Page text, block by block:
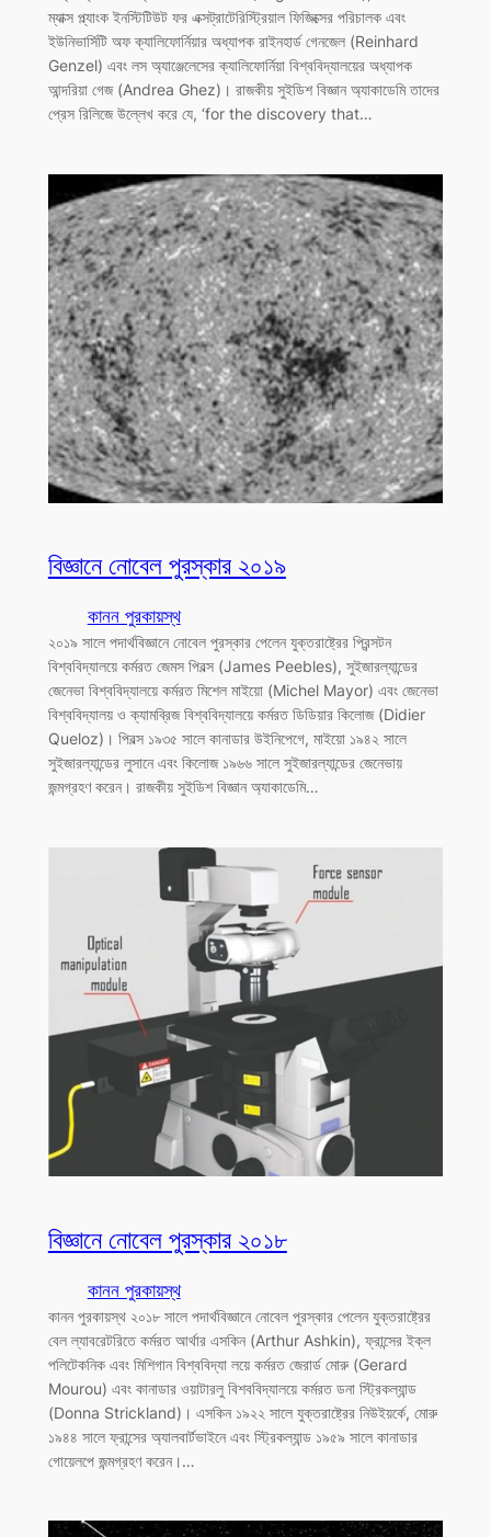
ম্যাক্স প্ল্যাংক ইনস্টিটিউট ফর এক্সট্রাটেরিস্ট্রিয়াল ফিজিক্সের পরিচালক এবং
ইউনিভার্সিটি অফ ক্যালিফোর্নিয়ার অধ্যাপক রাইনহার্ড গেনজেল (Reinhard
Genzel) এবং লস অ্যাঞ্জেলেসের ক্যালিফোর্নিয়া বিশ্ববিদ্যালয়ের অধ্যাপক
আন্দরিয়া গেজ (Andrea Ghez)। রাজকীয় সুইডিশ বিজ্ঞান অ্যাকাডেমি তাদের
প্রেস রিলিজে উল্লেখ করে যে, ‘for the discovery that…
বিজ্ঞানে নোবেল পুরস্কার ২০১৯
কানন পুরকায়স্থ
২০১৯ সালে পদার্থবিজ্ঞানে নোবেল পুরস্কার পেলেন যুক্তরাষ্ট্রের প্রিন্সটন
বিশ্ববিদ্যালয়ে কর্মরত জেমস পিবল্স (James Peebles), সুইজারল্যান্ডের
জেনেভা বিশ্ববিদ্যালয়ে কর্মরত মিশেল মাইয়ো (Michel Mayor) এবং জেনেভা
বিশ্ববিদ্যালয় ও ক্যামব্রিজ বিশ্ববিদ্যালয়ে কর্মরত ডিডিয়ার কিলোজ (Didier
Queloz)। পিবল্স ১৯৩৫ সালে কানাডার উইনিপেগে, মাইয়ো ১৯৪২ সালে
সুইজারল্যান্ডের লুসানে এবং কিলোজ ১৯৬৬ সালে সুইজারল্যান্ডের জেনেভায়
জন্মগ্রহণ করেন। রাজকীয় সুইডিশ বিজ্ঞান অ্যাকাডেমি…
বিজ্ঞানে নোবেল পুরস্কার ২০১৮
কানন পুরকায়স্থ
কানন পুরকায়স্থ ২০১৮ সালে পদার্থবিজ্ঞানে নোবেল পুরস্কার পেলেন যুক্তরাষ্ট্রের
বেল ল্যাবরেটরিতে কর্মরত আর্থার এসকিন (Arthur Ashkin), ফ্রান্সের ইক্ল
পলিটেকনিক এবং মিশিগান বিশ্ববিদ্যা লয়ে কর্মরত জেরার্ড মোরু (Gerard
Mourou) এবং কানাডার ওয়াটারলু বিশববিদ্যালয়ে কর্মরত ডনা স্ট্রিকল্যান্ড
(Donna Strickland)। এসকিন ১৯২২ সালে যুক্তরাষ্ট্রের নিউইয়র্কে, মোরু
১৯৪৪ সালে ফ্রান্সের অ্যালবার্টভাইনে এবং স্ট্রিকল্যান্ড ১৯৫৯ সালে কানাডার
গোয়েলপে জন্মগ্রহণ করেন।…